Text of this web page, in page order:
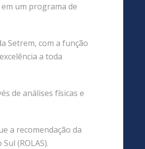
um programa de
Setrem, com a função
a toda
de análises físicas e
a recomendação da
(ROLAS).